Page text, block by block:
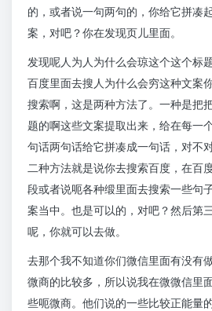
的，或者说一句两句的，你给它拼凑
案，对吧？你在发现页儿里面。
发现呢人为人为什么会琼这个这个标
百度里面去搜人为什么会穷这种文案
搜索啊，这是两种方法了。一种是把
题的啊这些文案提取出来，给在每一
句话两句话给它拼凑成一句话，对不
二种方法就是说你去搜索百度，在百
段或者说呃各种缎里面去搜索一些句
案当中。也是可以的，对吧？然后第
呢，你就可以去做。
去那个我不知道你们微信里面有没有
微商的比较多，所以说我在微微信里
些呃微商。他们说的一些比较正能量